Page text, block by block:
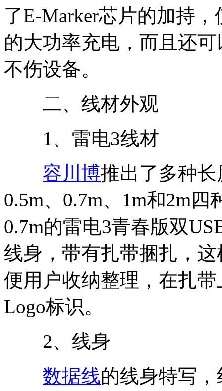
了E-Marker芯片的加持
的大功率充电，而且还
不伤设备。
二、线材外观
1、雷电3线材
容川博推出了多种
0.5m、0.7m、1m和2m
0.7m的雷电3青春版双
线身，带有扎带捆扎，
便用户收纳整理，在扎
Logo标识。
2、线身
数据线的线身特写